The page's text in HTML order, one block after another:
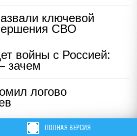
ключевой
СВО
войны с Россией:
зачем
логово
ПОЛНАЯ ВЕРСИЯ